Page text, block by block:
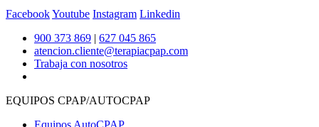
FacebookYoutube Instagram Linkedin
900 373 869 | 627 045 865
atencion.cliente@terapiacpap.com
Trabaja con nosotros
EQUIPOS CPAP/AUTOCPAP
Equipos AutoCPAP